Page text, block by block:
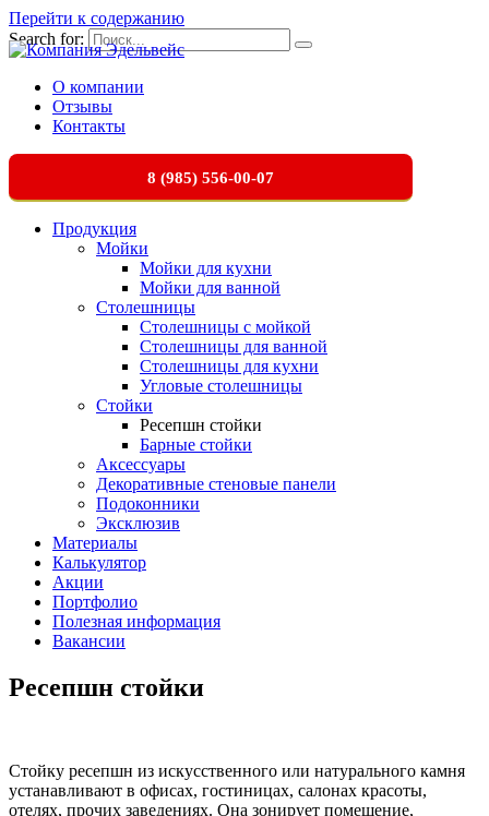
Перейти к содержанию
Search for:
О компании
Отзывы
Контакты
8 (985) 556-00-07
Продукция
Мойки
Мойки для кухни
Мойки для ванной
Столешницы
Столешницы с мойкой
Столешницы для ванной
Столешницы для кухни
Угловые столешницы
Стойки
Ресепшн стойки
Барные стойки
Аксессуары
Декоративные стеновые панели
Подоконники
Эксклюзив
Материалы
Калькулятор
Акции
Портфолио
Полезная информация
Вакансии
Ресепшн стойки
Стойку ресепшн из искусственного или натурального камня
устанавливают в офисах, гостиницах, салонах красоты,
отелях, прочих заведениях. Она зонирует помещение,